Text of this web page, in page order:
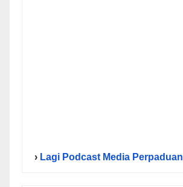
› Lagi Podcast Media Perpaduan